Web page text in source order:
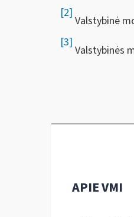
[2]
Valstybinė
[3]
Valstybinės
APIE VMI